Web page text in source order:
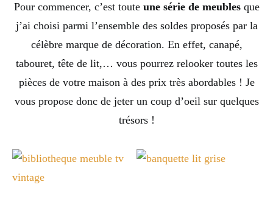
Pour commencer, c’est toute une série de meublesque
j’ai choisi parmi l’ensemble des soldes proposés par la
célèbre marque de décoration. En effet, canapé,
tabouret, tête de lit,… vous pourrez relooker toutes les
pièces de votre maison à des prix très abordables ! Je
vous propose donc de jeter un coup d’oeil sur quelques
trésors !